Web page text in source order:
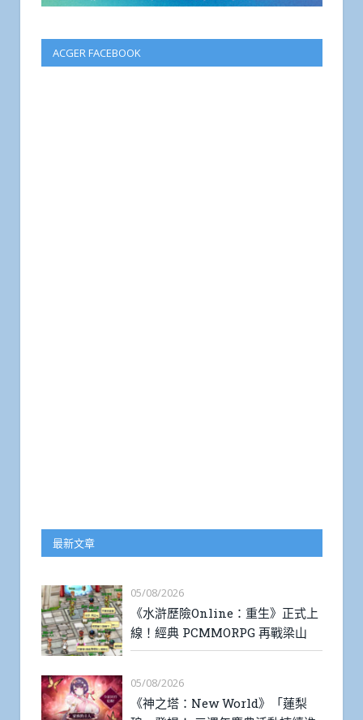
ACGER FACEBOOK
最新文章
05/08/2026
《水滸歷險Online：重生》正式上
線！經典 PCMMORPG 再戰梁山
05/08/2026
《神之塔：New World》「蓮梨